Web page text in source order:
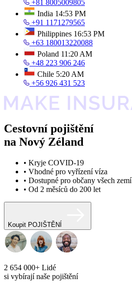
+81 8005009805
India 14:53 PM
+91 1171279565
Philippines 16:53 PM
+63 180013220088
Poland 11:20 AM
+48 223 906 246
Chile 5:20 AM
+56 926 431 523
Cestovní pojištění
na Nový Zéland
• Kryje COVID-19
• Vhodné pro vyřízení víza
• Dostupné pro občany všech zemí
• Od 2 měsíců do 200 let
Koupit POJIŠTĚNÍ
2 654 000+ Lidé
si vybírají naše pojištění